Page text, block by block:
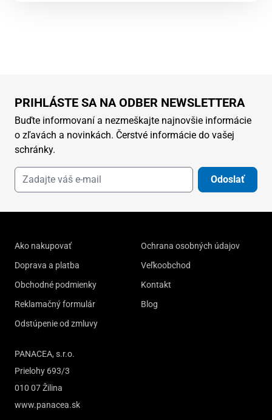
PRIHLÁSTE SA NA ODBER NEWSLETTERA
Buďte informovaní a nezmeškajte najnovšie informácie
o zľavách a novinkách. Čerstvé informácie do vašej
schránky.
Odoslať
Ako nakupovať
Doprava a platba
Obchodné podmienky
Reklamačný formulár
Odstúpenie od zmluvy
Ochrana osobných údajov
Veľkoobchod
Kontakt
Blog
PANACEA, s.r.o.
Prielohy 693/3
010 07 Žilina
www.panacea.sk